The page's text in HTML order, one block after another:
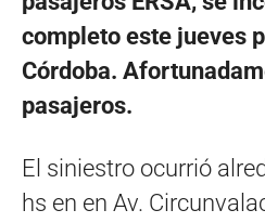
completo este jueves
Córdoba.
pasajeros.
El siniestro ocurrió
hs en en Av.